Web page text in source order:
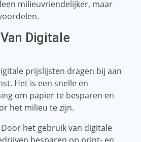
milieuvriendelijker, maar
Digitale
prijslijsten dragen bij aan
Het is een snelle en
om papier te besparen en
het milieu te zijn.
het gebruik van digitale